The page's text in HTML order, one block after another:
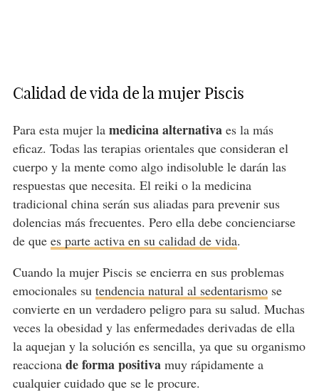
Calidad de vida de la mujer Piscis
Para esta mujer la medicina alternativaes la más
eficaz. Todas las terapias orientales que consideran el
cuerpo y la mente como algo indisoluble le darán las
respuestas que necesita. El reiki o la medicina
tradicional china serán sus aliadas para prevenir sus
dolencias más frecuentes. Pero ella debe concienciarse
de que es parte activa en su calidad de vida.
Cuando la mujer Piscis se encierra en sus problemas
emocionales su tendencia natural al sedentarismose
convierte en un verdadero peligro para su salud. Muchas
veces la obesidad y las enfermedades derivadas de ella
la aquejan y la solución es sencilla, ya que su organismo
reacciona de forma positivamuy rápidamente a
cualquier cuidado que se le procure.